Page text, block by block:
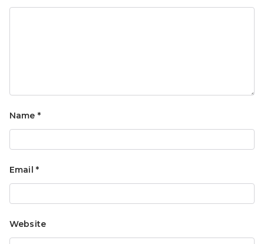
Name *
Email *
Website